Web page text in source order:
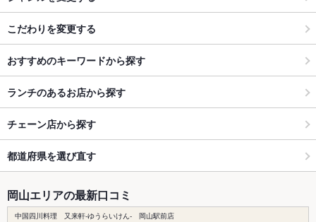
こだわりを変更する
おすすめのキーワードから探す
ランチのあるお店から探す
チェーン店から探す
都道府県を選び直す
岡山エリアの最新口コミ
中国四川料理 又来軒-ゆうらいけん- 岡山駅前店